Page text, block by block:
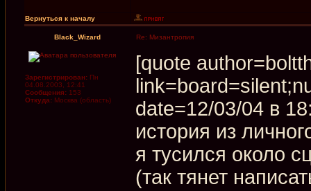
Вернуться к началу
Black_Wizard Re: Мизантропия
Зарегистрирован: Пн
04.08.2003, 12:41
Сообщения: 153
Откуда: Москва (область)
[quote
date=12/03/04 в
история из
я тусился около
(так тянет